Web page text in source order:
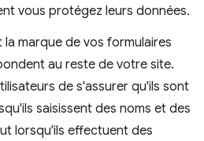
vous protégez leurs données.
la marque de vos formulaires
au reste de votre site.
de s'assurer qu'ils sont
saisissent des noms et des
lorsqu'ils effectuent des